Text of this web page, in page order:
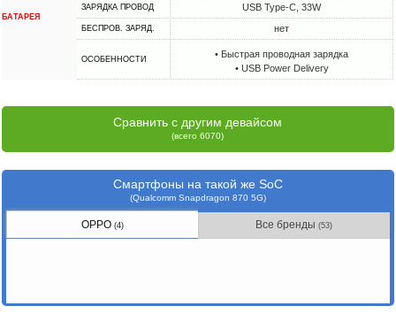
БАТАРЕЯ
ЗАРЯДКА ПРОВОД USB Type-C, 33W
БЕСПРОВ. ЗАРЯД. нет
ОСОБЕННОСТИ
• Быстрая проводная зарядка
• USB Power Delivery
Сравнить с другим девайсом
(всего 6070)
Смартфоны на такой же SoC
(Qualcomm Snapdragon 870 5G)
OPPO (4) Все бренды(53)